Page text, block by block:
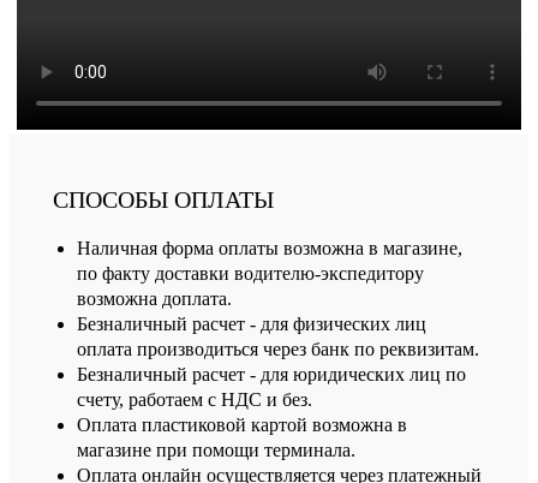
СПОСОБЫ ОПЛАТЫ
Наличная форма оплаты возможна в магазине,
по факту доставки водителю-экспедитору
возможна доплата.
Безналичный расчет - для физических лиц
оплата производиться через банк по реквизитам.
Безналичный расчет - для юридических лиц по
счету, работаем с НДС и без.
Оплата пластиковой картой возможна в
магазине при помощи терминала.
Оплата онлайн осуществляется через платежный